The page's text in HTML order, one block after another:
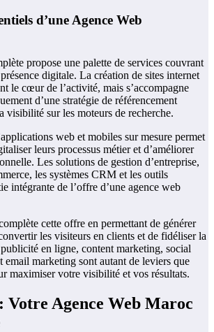
d’une Agence Web
propose une palette de services couvrant
digitale. La création de sites internet
le cœur de l’activité, mais s’accompagne
d’une stratégie de référencement
visibilité sur les moteurs de recherche.
web et mobiles sur mesure permet
leurs processus métier et d’améliorer
Les solutions de gestion d’entreprise,
les systèmes CRM et les outils
intégrante de l’offre d’une agence web
cette offre en permettant de générer
les visiteurs en clients et de fidéliser la
en ligne, content marketing, social
email marketing sont autant de leviers que
maximiser votre visibilité et vos résultats.
Agence Web Maroc